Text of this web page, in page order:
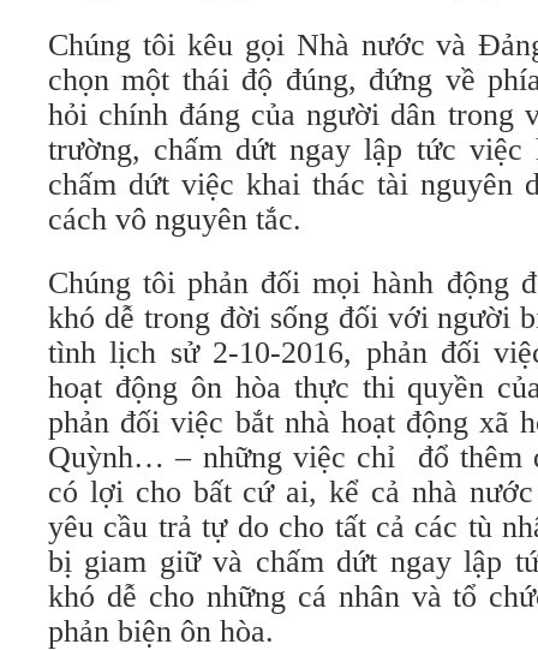
Chúng tôi kêu gọi Nhà nước và
chọn một thái độ đúng, đứng về
hỏi chính đáng của người dân trong
trường, chấm dứt ngay lập tức việc
chấm dứt việc khai thác tài nguyên
cách vô nguyên tắc.
Chúng tôi phản đối mọi hành động
khó dễ trong đời sống đối với người
tình lịch sử 2-10-2016, phản đối
hoạt động ôn hòa thực thi quyền
phản đối việc bắt nhà hoạt động xã
Quỳnh… – những việc chỉ đổ thêm
có lợi cho bất cứ ai, kể cả nhà
yêu cầu trả tự do cho tất cả các tù
bị giam giữ và chấm dứt ngay lập
khó dễ cho những cá nhân và tổ
phản biện ôn hòa.